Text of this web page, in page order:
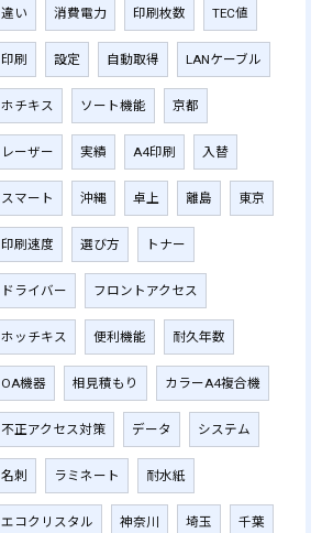
違い 消費電力 印刷枚数 TEC値
印刷 設定 自動取得 LANケーブル
ホチキス ソート機能 京都
レーザー 実績 A4印刷 入替
スマート 沖縄 卓上 離島 東京
印刷速度 選び方 トナー
ドライバー フロントアクセス
ホッチキス 便利機能 耐久年数
OA機器 相見積もり カラーA4複合機
不正アクセス対策 データ システム
名刺 ラミネート 耐水紙
エコクリスタル 神奈川 埼玉 千葉